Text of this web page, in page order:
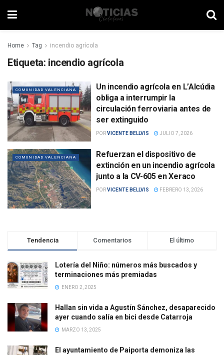
Home Tag incendio agrícola
Etiqueta: incendio agrícola
COMUNIDAD VALENCIANA
Un incendio agrícola en L’Alcúdia
obliga a interrumpir la
circulación ferroviaria antes de
ser extinguido
PORVICENTE BELLVIS JULIO 7, 2026
COMUNIDAD VALENCIANA
Refuerzan el dispositivo de
extinción en un incendio agrícola
junto a la CV-605 en Xeraco
PORVICENTE BELLVIS FEBRERO 13, 2026
Tendencia Comentarios El último
Lotería del Niño: números más buscados y
terminaciones más premiadas
ENERO 2, 2025
Hallan sin vida a Agustín Sánchez, desaparecido
ayer cuando salía en bici desde Catarroja
MARZO 13, 2025
El ayuntamiento de Paiporta demoniza las